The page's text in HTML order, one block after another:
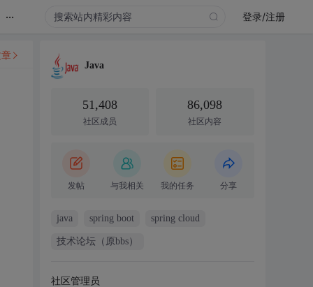
... 登录/注册
Java
51,408
社区成员
86,098
社区内容
发帖 与我相关 我的任务 分享
java spring boot spring cloud
技术论坛（原bbs）
社区管理员